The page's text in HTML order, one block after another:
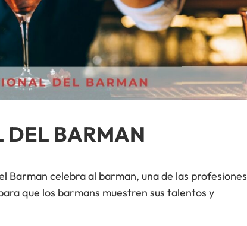
DEL BARMAN
Barman celebra al barman, una de las profesiones
que los barmans muestren sus talentos y